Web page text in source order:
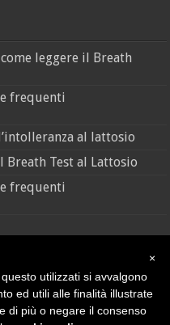
come leggere il Breath
frequenti
al lattosio
Breath Test al Lattosio
frequenti
×
utilizzati si avvalgono
ed utili alle finalità illustrate
di più o negare il consenso